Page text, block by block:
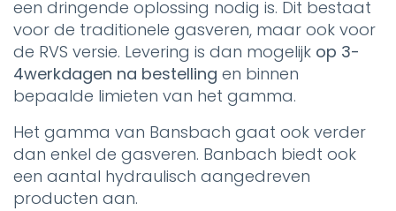
een dringende oplossing nodig is. Dit bestaat
voor de traditionele gasveren, maar ook voor
de RVS versie. Levering is dan mogelijk op 3-
4werkdagen na bestelling en binnen
bepaalde limieten van het gamma.
Het gamma van Bansbach gaat ook verder
dan enkel de gasveren. Banbach biedt ook
een aantal hydraulisch aangedreven
producten aan.